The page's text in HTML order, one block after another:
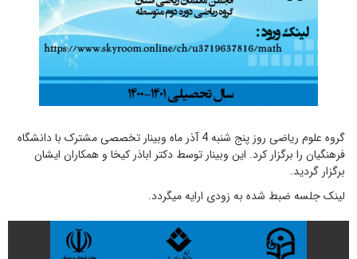
گروه علوم ریاضی روز پنج شنبه 4 آذر ماه وبینار تخصصی مشترک با دانشگاه
فرهنگیان را برگزار کرد. این وبینار توسط دکتر اباذر کیخا و همکاران ایشان
برگزار گردید.
لینک جلسه ضبط شده به زودی ارایه میگردد.